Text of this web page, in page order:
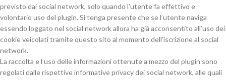
previsto dai social network, solo quando l’utente fa effettivo e
volontario uso del plugin. Si tenga presente che se l’utente naviga
essendo loggato nel social network allora ha già acconsentito all’uso dei
cookie veicolati tramite questo sito al momento dell’iscrizione al social
network.
La raccolta e l’uso delle informazioni ottenute a mezzo del plugin sono
regolati dalle rispettive informative privacy dei social network, alle quali